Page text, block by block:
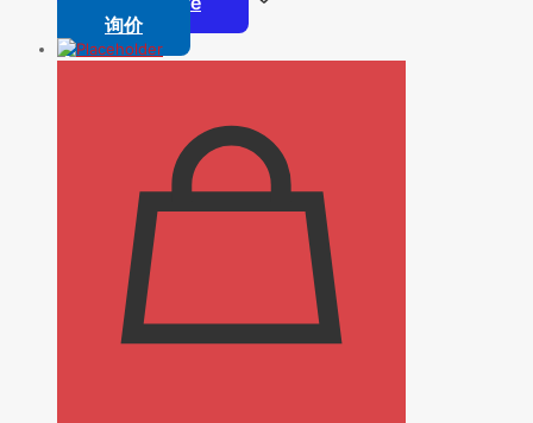
询价